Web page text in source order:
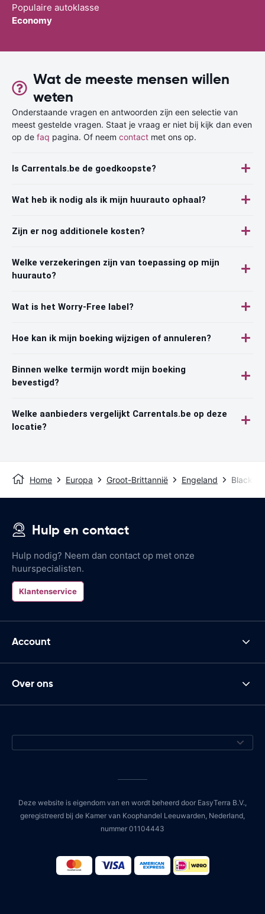
Populaire autoklasse
Economy
Wat de meeste mensen willen
weten
Onderstaande vragen en antwoorden zijn een selectie van
meest gestelde vragen. Staat je vraag er niet bij kijk dan even
op de faq pagina. Of neem contact met ons op.
Is Carrentals.be de goedkoopste?
Wat heb ik nodig als ik mijn huurauto ophaal?
Zijn er nog additionele kosten?
Welke verzekeringen zijn van toepassing op mijn
huurauto?
Wat is het Worry-Free label?
Hoe kan ik mijn boeking wijzigen of annuleren?
Binnen welke termijn wordt mijn boeking
bevestigd?
Welke aanbieders vergelijkt Carrentals.be op deze
locatie?
Home Europa Groot-Brittannië Engeland
Hulp en contact
Hulp nodig? Neem dan contact op met onze
huurspecialisten.
Klantenservice
Account
Over ons
Deze website is eigendom van en wordt beheerd door EasyTerra B.V.,
geregistreerd bij de Kamer van Koophandel Leeuwarden, Nederland,
nummer 01104443